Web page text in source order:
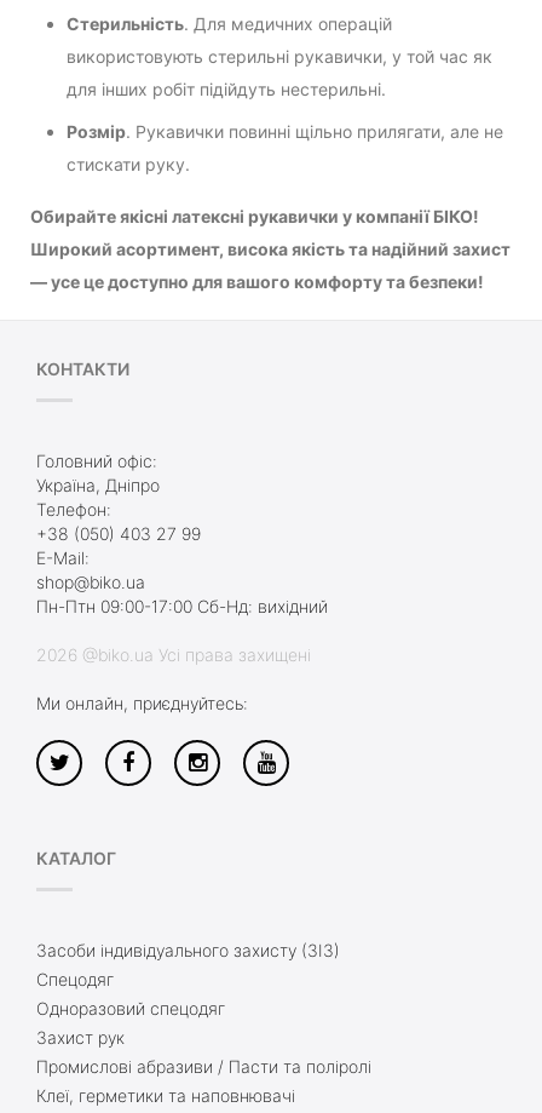
Стерильність. Для медичних операцій
використовують стерильні рукавички, у той час як
для інших робіт підійдуть нестерильні.
Розмір. Рукавички повинні щільно прилягати, але не
стискати руку.
Обирайте якісні латексні рукавички у компанії БІКО!
Широкий асортимент, висока якість та надійний захист
— усе це доступно для вашого комфорту та безпеки!
КОНТАКТИ
Головний офіс:
Україна, Дніпро
Телефон:
+38 (050) 403 27 99
E-Mail:
shop@biko.ua
Пн-Птн 09:00-17:00 Сб-Нд: вихідний
2026 @biko.ua Усі права захищені
Ми онлайн, приєднуйтесь:
КАТАЛОГ
Засоби індивідуального захисту (ЗІЗ)
Спецодяг
Одноразовий спецодяг
Захист рук
Промислові абразиви / Пасти та поліролі
Клеї, герметики та наповнювачі